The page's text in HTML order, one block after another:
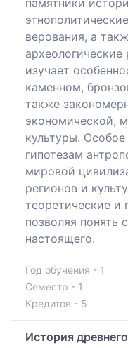
верования, а
изучает
каменном,
также
экономической,
культуры.
гипотезам
мировой
регионов и
теоретические и
позволяя понять
настоящего.
Год обучения - 1
Семестр - 1
Кредитов - 5
История